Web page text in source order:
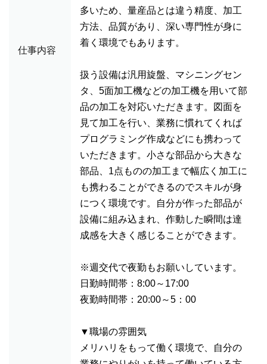
仕事内容
多いため、量産品とは違う精度、加工
方法、品質があり、深い専門性が身に
着く環境でもあります。
扱う設備は汎用旋盤、マシニングセン
タ、5面加工機などの加工機を用いて部
品の加工を対応いただきます。図面を
見て加工を行い、業務に慣れてくれば
プログラミング作成などにも携わって
いただきます。小さな部品から大きな
部品、1点ものの加工まで幅広く加工に
も携わることができるのでスキルが身
につく環境です。自分が作った部品が
設備に組み込まれ、作動した瞬間は達
成感を大きく感じることができます。
※週交代で夜勤もお願いしています。
日勤時間帯：8:00～17:00
夜勤時間帯：20:00～5：00
▼職場の雰囲気
メリハリをもって働く環境で、自分の